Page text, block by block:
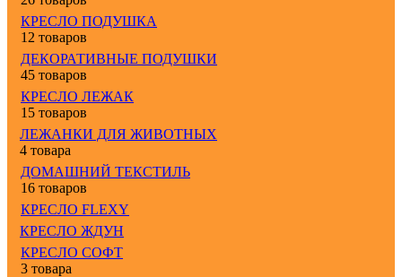
КРЕСЛО ПОДУШКА
12 товаров
ДЕКОРАТИВНЫЕ ПОДУШКИ
45 товаров
КРЕСЛО ЛЕЖАК
15 товаров
ЛЕЖАНКИ ДЛЯ ЖИВОТНЫХ
4 товара
ДОМАШНИЙ ТЕКСТИЛЬ
16 товаров
КРЕСЛО FLEXY
КРЕСЛО ЖДУН
КРЕСЛО СОФТ
3 товара